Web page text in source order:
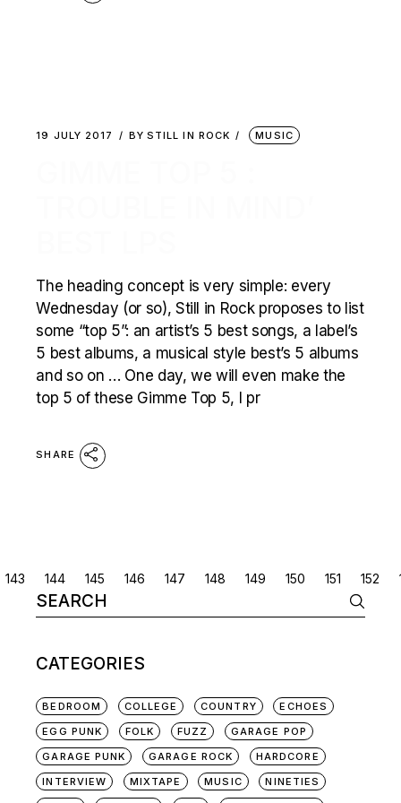
19 JULY 2017 BY STILL IN ROCK MUSIC
The heading concept is very simple: every
Wednesday (or so), Still in Rock proposes to list
some “top 5”: an artist’s 5 best songs, a label’s
5 best albums, a musical style best’s 5 albums
and so on … One day, we will even make the
top 5 of these Gimme Top 5, I pr
SHARE
POSTS
NAVIGATION
143 144 145 146 147 148 149 150 151 152
Search
for:
CATEGORIES
BEDROOM COLLEGE COUNTRY
ECHOES
EGG PUNK
FOLK FUZZ
GARAGE POP
GARAGE PUNK
GARAGE ROCK
HARDCORE
INTERVIEW
MIXTAPE MUSIC
NINETIES